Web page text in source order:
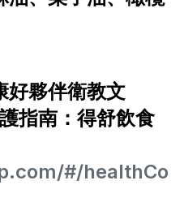
好夥伴衛教文
指南：得舒飲食
#/healthCo